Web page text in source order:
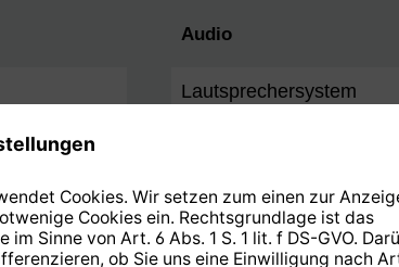
Audio
Lautsprechersystem